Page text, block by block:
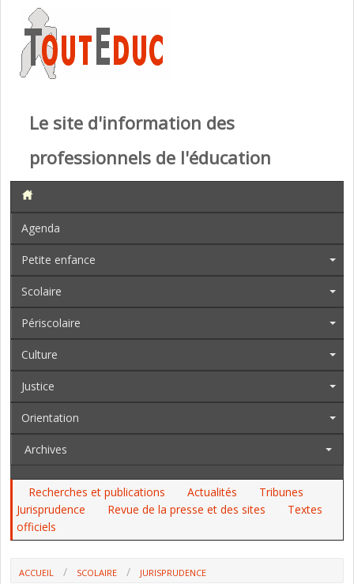
Le site d'information des
professionnels de l'éducation
Agenda
Petite enfance
Scolaire
Périscolaire
Culture
Justice
Orientation
Archives
Recherches et publications Actualités
Tribunes
Jurisprudence
Revue de la presse et des sites
Textes
officiels
ACCUEIL SCOLAIRE JURISPRUDENCE